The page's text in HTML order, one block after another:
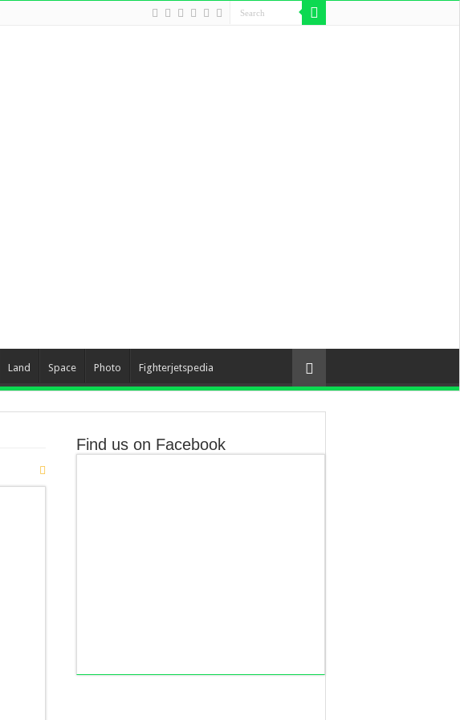
Land Space Photo Fighterjetspedia
Find us on Facebook